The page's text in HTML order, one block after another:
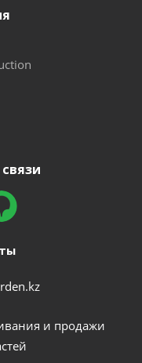
и продажи